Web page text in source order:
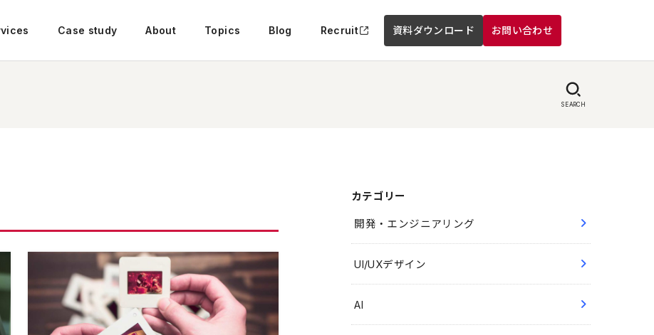
Case study About Topics Blog Recruit 資料ダウンロード お問い合わせ
SEARCH
カテゴリー
開発・エンジニアリング
UI/UXデザイン
AI